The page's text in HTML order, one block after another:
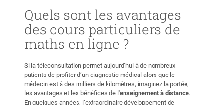
Quels sont les avantages
des cours particuliers de
maths en ligne ?
Si la téléconsultation permet aujourd’hui à de nombreux
patients de profiter d’un diagnostic médical alors que le
médecin est à des milliers de kilomètres, imaginez la portée,
les avantages et les bénéfices de l'enseignement à distance.
En quelques années, l’extraordinaire développement de